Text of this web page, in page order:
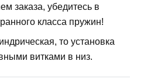
заказа, убедитесь в
класса пружин!
то установка
витками в низ.